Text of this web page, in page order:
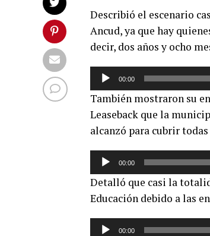
Describió el escenario
Ancud, ya que hay
decir, dos años y ocho
Reproductor
audio
00:00
También mostraron su
Leaseback que la
alcanzó para cubrir todas
Reproductor
audio
00:00
Detalló que casi la
Educación debido a las
Reproductor
00:00